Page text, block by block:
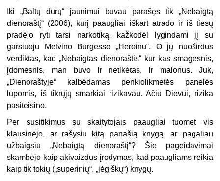
Iki „Baltų durų“ jaunimui buvau parašęs tik „Nebaigtą
dienoraštį“ (2006), kurį paaugliai iškart atrado ir iš tiesų
pradėjo ryti tarsi narkotiką, kažkodėl lygindami jį su
garsiuoju Melvino Burgesso „Heroinu“. O jų nuoširdus
verdiktas, kad „Nebaigtas dienoraštis“ kur kas smagesnis,
įdomesnis, man buvo ir netikėtas, ir malonus. Juk,
„Dienoraštyje“ kalbėdamas penkiolikmetės panelės
lūpomis, iš tikrųjų smarkiai rizikavau. Ačiū Dievui, rizika
pasiteisino.
Per susitikimus su skaitytojais paaugliai tuomet vis
klausinėjo, ar rašysiu kitą panašią knygą, ar pagaliau
užbaigsiu „Nebaigtą dienoraštį“? Šie pageidavimai
skambėjo kaip akivaizdus įrodymas, kad paaugliams reikia
kaip tik tokių („superinių“, „jėgiškų“) knygų.